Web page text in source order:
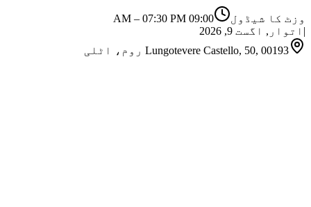
وزٹ کا شیڈول 09:00 AM
– 07:30 PM
| اتوار, اگست 9, 2026
Lungotevere Castello, 50, 00193 روم، اٹلی